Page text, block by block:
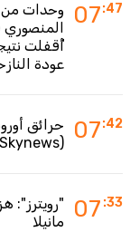
07:47
وحدات من
أُقفلت
عودة
07:42
حرائق
(Skynews)
07 :33
"رويترز":
مانيلا